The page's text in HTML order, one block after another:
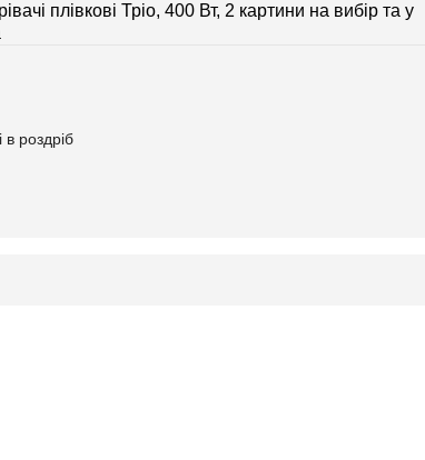
плівкові Тріо, 400 Вт, 2 картини на вибір та у
роздріб